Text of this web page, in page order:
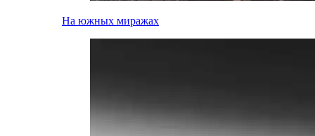
На южных миражах